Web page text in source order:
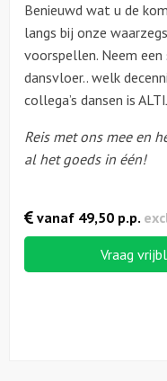
Benieuwd wat u de
langs bij onze
voorspellen. Neem
dansvloer.. welk
collega’s dansen is
Reis met ons mee en
al het goeds in één!
Vraag
vanaf 49,50 p.p.